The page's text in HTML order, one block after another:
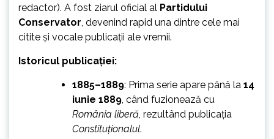
redactor). A fost ziarul oficial al Partidului
Conservator , devenind rapid una dintre cele mai
citite și vocale publicații ale vremii.
Istoricul publicației:
1885–1889: Prima serie apare până la 14
iunie 1889 , când fuzionează cu
România liberă , rezultând publicația
Constituționalul.